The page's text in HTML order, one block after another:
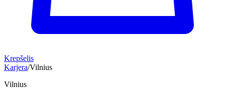
Krepšelis
Karjera/Vilnius
Vilnius